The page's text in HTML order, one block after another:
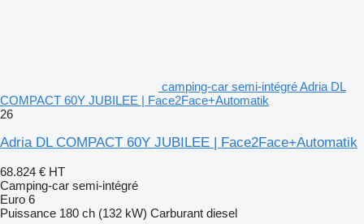
camping-car semi-intégré Adria DL
COMPACT 60Y JUBILEE | Face2Face+Automatik
26
Adria DL COMPACT 60Y JUBILEE | Face2Face+Automatik
68.824 € HT
Camping-car semi-intégré
Euro 6
Puissance 180 ch (132 kW) Carburant diesel